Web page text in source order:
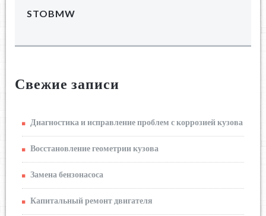
STOBMW
Свежие записи
Диагностика и исправление проблем с коррозией кузова
Восстановление геометрии кузова
Замена бензонасоса
Капитальный ремонт двигателя